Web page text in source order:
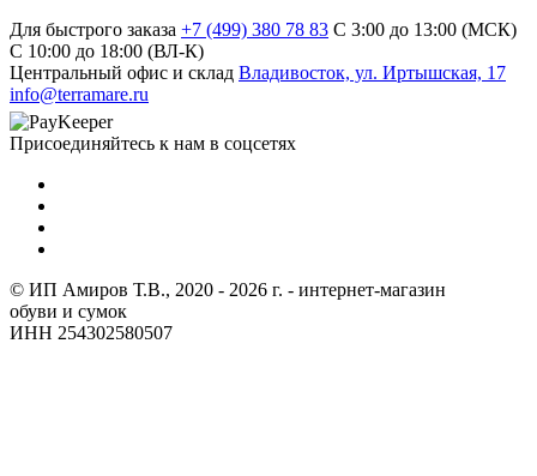
Для быстрого заказа +7 (499) 380 78 83 С 3:00 до 13:00 (МСК)
C 10:00 до 18:00 (ВЛ-К)
Центральный офис и склад Владивосток, ул. Иртышская, 17
info@terramare.ru
Присоединяйтесь к нам в соцсетях
© ИП Амиров Т.В., 2020 - 2026 г. - интернет-магазин
обуви и сумок
ИНН 254302580507